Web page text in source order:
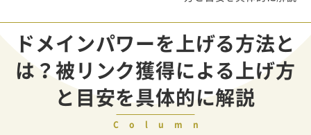
ドメインパワーを上げる方法と
は？被リンク獲得による上げ方
と目安を具体的に解説
Column